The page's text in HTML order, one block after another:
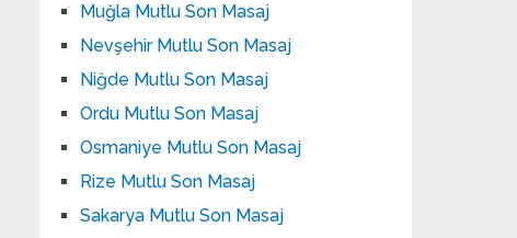
Muğla Mutlu Son Masaj
Nevşehir Mutlu Son Masaj
Niğde Mutlu Son Masaj
Ordu Mutlu Son Masaj
Osmaniye Mutlu Son Masaj
Rize Mutlu Son Masaj
Sakarya Mutlu Son Masaj